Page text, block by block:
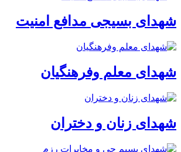
شهدای بسیجی مدافع امنیت
شهدای معلم وفرهنگیان
شهدای زنان و دختران